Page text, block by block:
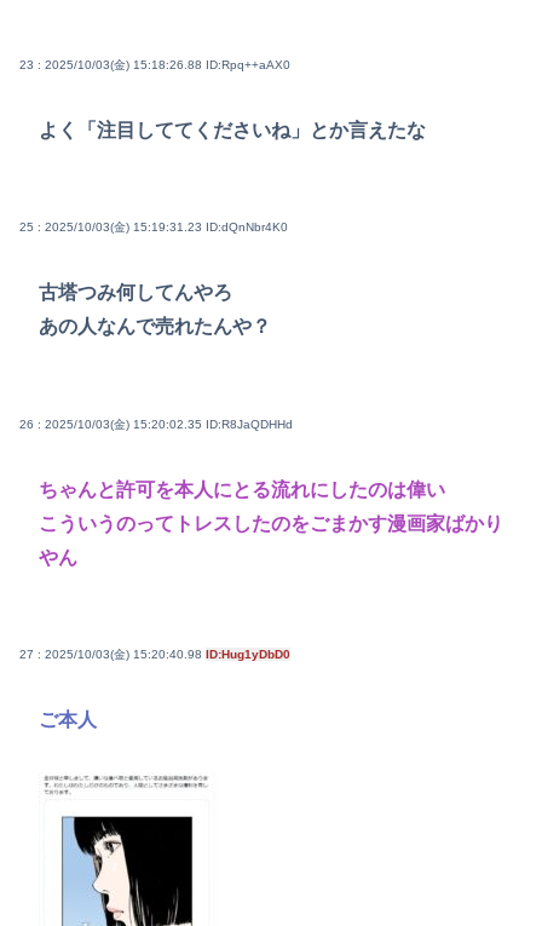
23 : 2025/10/03(金) 15:18:26.88 ID:Rpq++aAX0
よく「注目しててくださいね」とか言えたな
25 : 2025/10/03(金) 15:19:31.23 ID:dQnNbr4K0
古塔つみ何してんやろ
あの人なんで売れたんや？
26 : 2025/10/03(金) 15:20:02.35 ID:R8JaQDHHd
ちゃんと許可を本人にとる流れにしたのは偉い
こういうのってトレスしたのをごまかす漫画家ばかり
やん
27 : 2025/10/03(金) 15:20:40.98 ID:Hug1yDbD0
ご本人